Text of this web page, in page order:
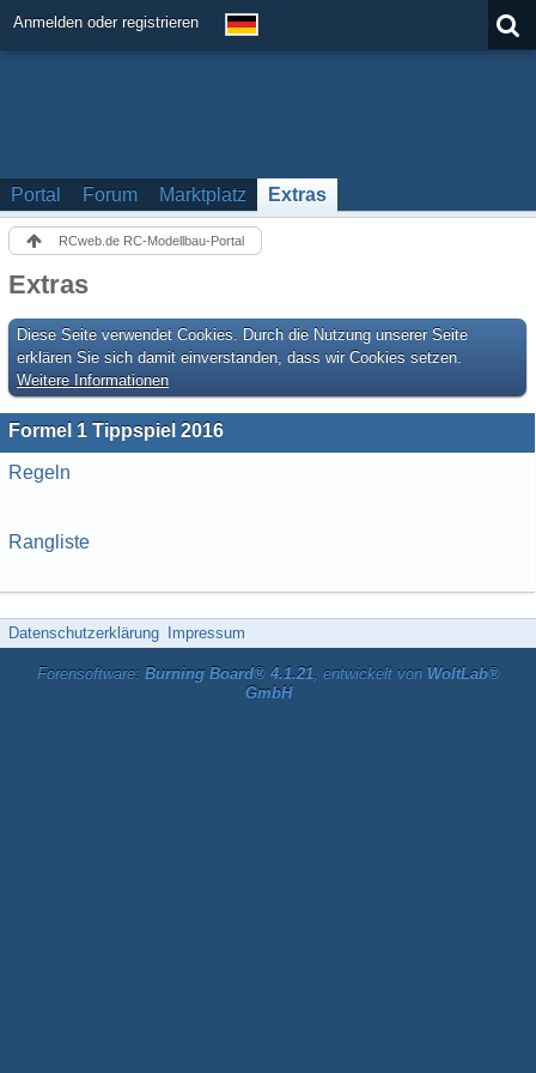
Anmelden oder registrieren
Portal Forum Marktplatz Extras
RCweb.de RC-Modellbau-Portal
Extras
Diese Seite verwendet Cookies. Durch die Nutzung unserer Seite
erklären Sie sich damit einverstanden, dass wir Cookies setzen.
Weitere Informationen
Formel 1 Tippspiel 2016
Regeln
Rangliste
Datenschutzerklärung Impressum
Forensoftware: Burning Board® 4.1.21, entwickelt von WoltLab®
GmbH